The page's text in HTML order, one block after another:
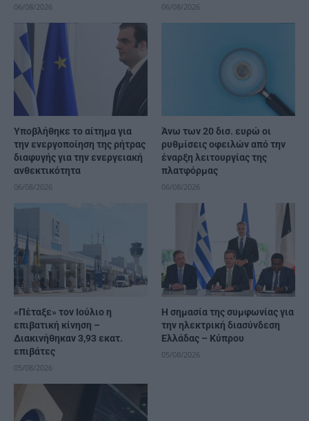
06/08/2026 06/08/2026
Υποβλήθηκε το αίτημα για
την ενεργοποίηση της ρήτρας
διαφυγής για την ενεργειακή
ανθεκτικότητα
06/08/2026
Άνω των 20 δισ. ευρώ οι
ρυθμίσεις οφειλών από την
έναρξη λειτουργίας της
πλατφόρμας
06/08/2026
«Πέταξε» τον Ιούλιο η
επιβατική κίνηση –
Διακινήθηκαν 3,93 εκατ.
επιβάτες
05/08/2026
H σημασία της συμφωνίας για
την ηλεκτρική διασύνδεση
Ελλάδας – Κύπρου
05/08/2026